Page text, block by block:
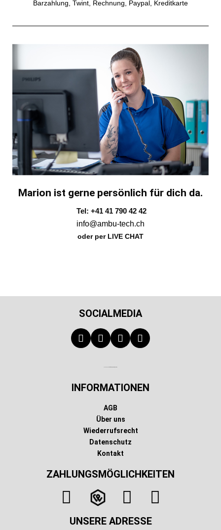
Barzahlung, Twint, Rechnung, Paypal, Kreditkarte
Marion ist gerne persönlich für dich da.
Tel: +41 41 790 42 42
info@ambu-tech.ch
oder per LIVE CHAT
SOCIALMEDIA
INFORMATIONEN
AGB
Über uns
Wiederrufsrecht
Datenschutz
Kontakt
ZAHLUNGSMÖGLICHKEITEN
UNSERE ADRESSE